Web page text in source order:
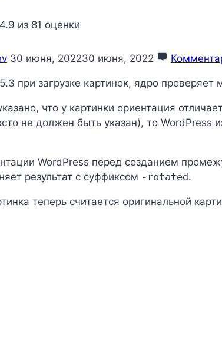
4.9 из 81 оценки
30 июня, 202230 июня, 2022
при загрузке картинок, ядро
что у картинки ориентация
не должен быть указан), то WordPress
WordPress перед созданием
результат с суффиксом -rotated.
теперь считается оригинальной